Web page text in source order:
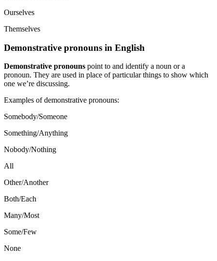
Ourselves
Themselves
Demonstrative pronouns in English
Demonstrative pronouns point to and identify a noun or a
pronoun. They are used in place of particular things to show which
one we’re discussing.
Examples of demonstrative pronouns:
Somebody/Someone
Something/Anything
Nobody/Nothing
All
Other/Another
Both/Each
Many/Most
Some/Few
None